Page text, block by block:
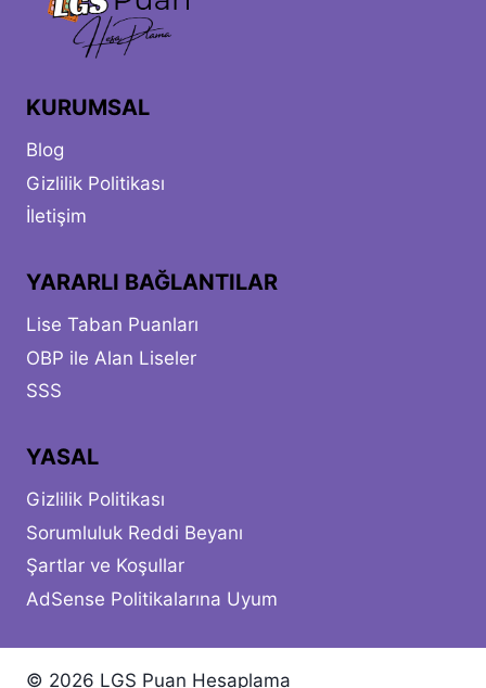
KURUMSAL
Blog
Gizlilik Politikası
İletişim
YARARLI BAĞLANTILAR
Lise Taban Puanları
OBP ile Alan Liseler
SSS
YASAL
Gizlilik Politikası
Sorumluluk Reddi Beyanı
Şartlar ve Koşullar
AdSense Politikalarına Uyum
© 2026 LGS Puan Hesaplama